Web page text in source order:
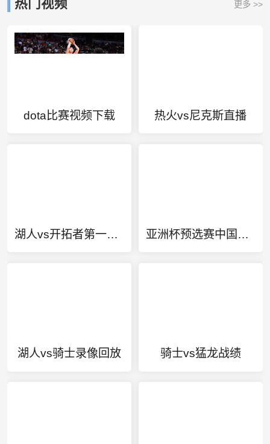
热门视频 更多 >>
dota比赛视频下载 热火vs尼克斯直播
湖人vs开拓者第一场比赛 亚洲杯预选赛中国赛程
湖人vs骑士录像回放 骑士vs猛龙战绩